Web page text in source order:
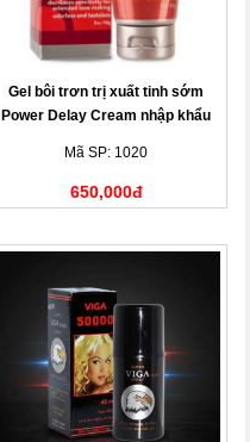
Gel bôi trơn trị xuất tinh sớm
Power Delay Cream nhập khẩu
Mã SP: 1020
650,000đ